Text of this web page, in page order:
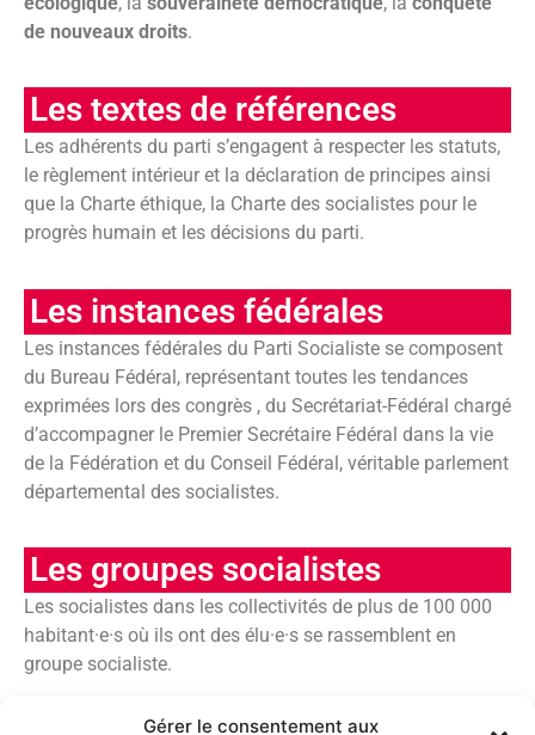
Gérer le consentement aux
de nouveaux droits.
Les textes de références
Les adhérents du parti s’engagent à respecter les statuts,
le règlement intérieur et la déclaration de principes ainsi
que la Charte éthique, la Charte des socialistes pour le
progrès humain et les décisions du parti.
Les instances fédérales
Les instances fédérales du Parti Socialiste se composent
du Bureau Fédéral, représentant toutes les tendances
exprimées lors des congrès , du Secrétariat-Fédéral chargé
d’accompagner le Premier Secrétaire Fédéral dans la vie
de la Fédération et du Conseil Fédéral, véritable parlement
départemental des socialistes.
Les groupes socialistes
Les socialistes dans les collectivités de plus de 100 000
habitant·e·s où ils ont des élu·e·s se rassemblent en
groupe socialiste.